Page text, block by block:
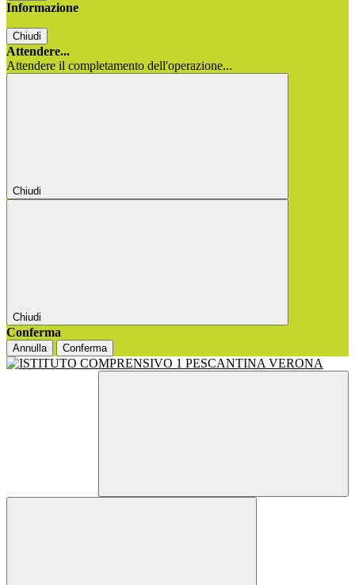
Informazione
Chiudi
Attendere...
Attendere il completamento dell'operazione...
Chiudi
Chiudi
Conferma
Annulla Conferma